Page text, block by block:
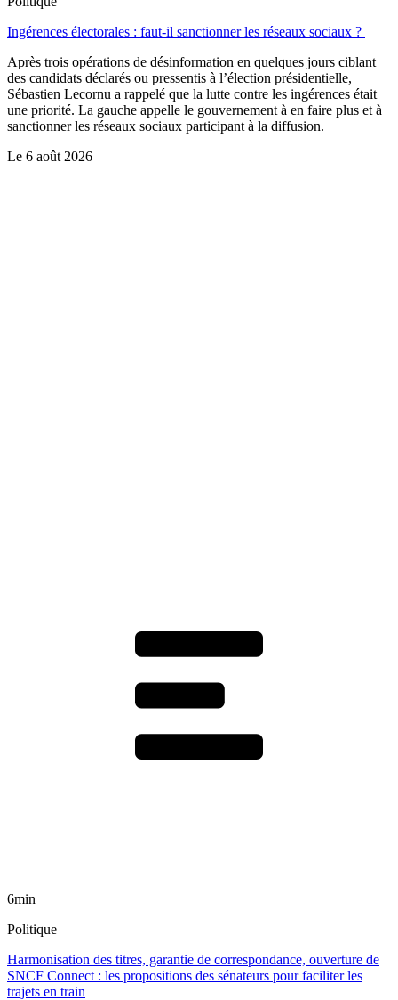
Ingérences électorales : faut-il sanctionner les réseaux sociaux ?
Après trois opérations de désinformation en quelques jours ciblant
des candidats déclarés ou pressentis à l’élection présidentielle,
Sébastien Lecornu a rappelé que la lutte contre les ingérences était
une priorité. La gauche appelle le gouvernement à en faire plus et à
sanctionner les réseaux sociaux participant à la diffusion.
Le 6 août 2026
6min
Politique
Harmonisation des titres, garantie de correspondance, ouverture de
SNCF Connect : les propositions des sénateurs pour faciliter les
trajets en train